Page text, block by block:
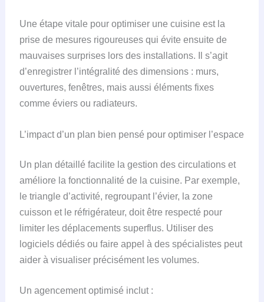
Une étape vitale pour optimiser une cuisine est la
prise de mesures rigoureuses qui évite ensuite de
mauvaises surprises lors des installations. Il s’agit
d’enregistrer l’intégralité des dimensions : murs,
ouvertures, fenêtres, mais aussi éléments fixes
comme éviers ou radiateurs.
L’impact d’un plan bien pensé pour optimiser l’espace
Un plan détaillé facilite la gestion des circulations et
améliore la fonctionnalité de la cuisine. Par exemple,
le triangle d’activité, regroupant l’évier, la zone
cuisson et le réfrigérateur, doit être respecté pour
limiter les déplacements superflus. Utiliser des
logiciels dédiés ou faire appel à des spécialistes peut
aider à visualiser précisément les volumes.
Un agencement optimisé inclut :